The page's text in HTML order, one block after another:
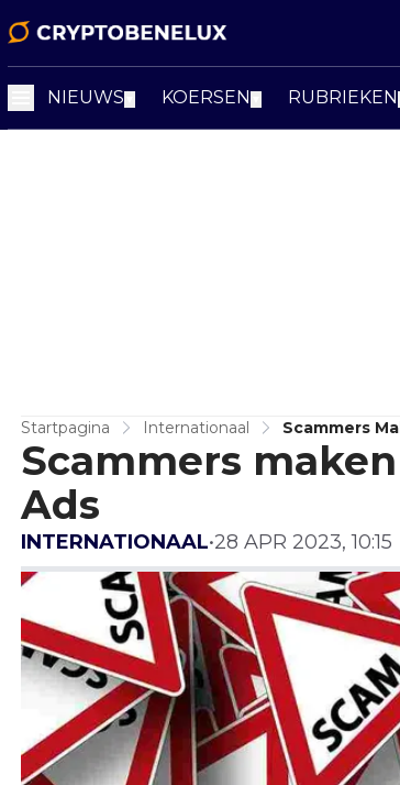
NIEUWS KOERSEN RUBRIEKEN
Startpagina Internationaal Scammers
Scammers
Ads
INTERNATIONAAL•28 APR 2023, 10:15